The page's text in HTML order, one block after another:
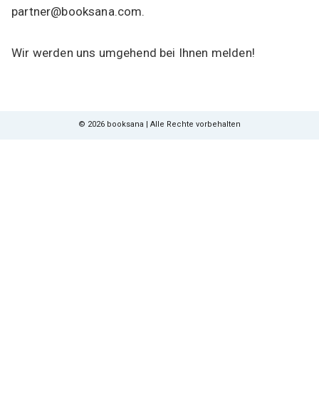
partner@booksana.com.
Wir werden uns umgehend bei Ihnen melden!
© 2026 booksana | Alle Rechte vorbehalten